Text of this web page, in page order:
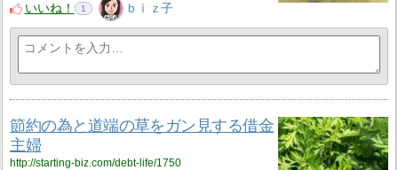
いいね！
1 ｂｉｚ子
節約の為と道端の草をガン見する借金
主婦
http://starting-biz.com/debt-life/1750